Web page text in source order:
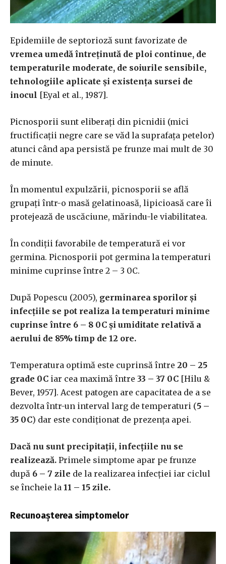
Epidemiile de septorioză sunt favorizate de
vremea umedă întreținută de ploi continue, de
temperaturile moderate, de soiurile sensibile,
tehnologiile aplicate și existența sursei de
inocul [Eyal et al., 1987].
Picnosporii sunt eliberați din picnidii (mici
fructificații negre care se văd la suprafața petelor)
atunci când apa persistă pe frunze mai mult de 30
de minute.
În momentul expulzării, picnosporii se află
grupați într-o masă gelatinoasă, lipicioasă care îi
protejează de uscăciune, mărindu-le viabilitatea.
În condiții favorabile de temperatură ei vor
germina. Picnosporii pot germina la temperaturi
minime cuprinse între 2 – 3 0C.
După Popescu (2005), germinarea sporilor și
infecțiile se pot realiza la temperaturi minime
cuprinse între 6 – 8 0C și umiditate relativă a
aerului de 85% timp de 12 ore.
Temperatura optimă este cuprinsă între 20 – 25
grade 0C iar cea maximă între 33 – 37 0C [Hilu &
Bever, 1957]. Acest patogen are capacitatea de a se
dezvolta într-un interval larg de temperaturi (5 –
35 0C) dar este condiționat de prezența apei.
Dacă nu sunt precipitații, infecțiile nu se
realizează. Primele simptome apar pe frunze
după 6 – 7 zile de la realizarea infecției iar ciclul
se încheie la 11 – 15 zile.
Recunoașterea simptomelor